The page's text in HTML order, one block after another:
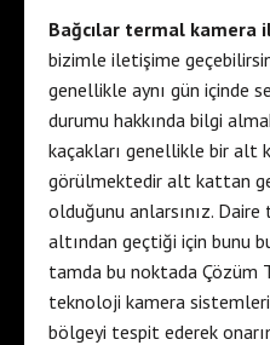
Bağcılar termal kamera
bizimle iletişime
genellikle aynı gün içinde
durumu hakkında bilgi
kaçakları genellikle bir alt
görülmektedir alt kattan
olduğunu anlarsınız.
altından geçtiği için bunu
tamda bu noktada Çözüm
teknoloji kamera
bölgeyi tespit ederek